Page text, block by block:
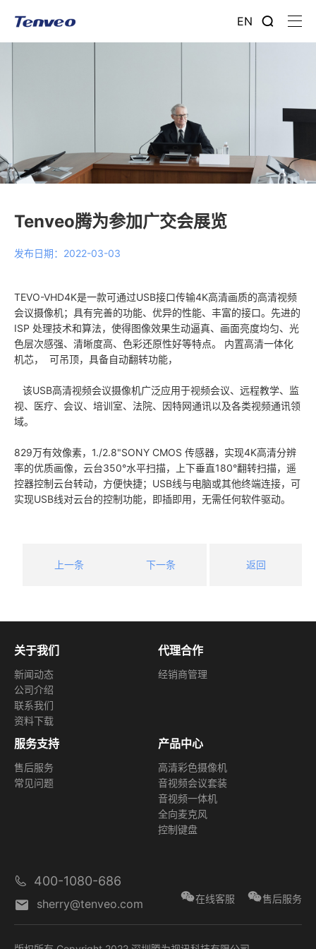
EN
Tenveo腾为参加广交会展览
发布日期：2022-03-03
TEVO-VHD4K是一款可通过USB接口传输4K高清画质的高清视频
会议摄像机；具有完善的功能、优异的性能、丰富的接口。先进的
ISP 处理技术和算法，使得图像效果生动逼真、画面亮度均匀、光
色层次感强、清晰度高、色彩还原性好等特点。 内置高清一体化
机芯， 可吊顶，具备自动翻转功能，
该USB高清视频会议摄像机广泛应用于视频会议、远程教学、监
视、医疗、会议、培训室、法院、因特网通讯以及各类视频通讯领
域。
829万有效像素，1./2.8"SONY CMOS 传感器，实现4K高清分辨
率的优质画像，云台350°水平扫描，上下垂直180°翻转扫描，遥
控器控制云台转动，方便快捷；USB线与电脑或其他终端连接，可
实现USB线对云台的控制功能，即插即用，无需任何软件驱动。
上一条 下一条 返回
关于我们
新闻动态
公司介绍
联系我们
资料下载
代理合作
经销商管理
服务支持
售后服务
常见问题
产品中心
高清彩色摄像机
音视频会议套装
音视频一体机
全向麦克风
控制键盘
400-1080-686
sherry@tenveo.com 在线客服 售后服务